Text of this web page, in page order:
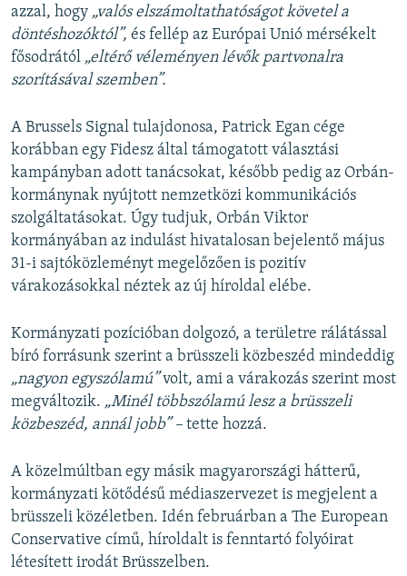
azzal, hogy „valós elszámoltathatóságot követel a
döntéshozóktól”, és fellép az Európai Unió mérsékelt
fősodrától „eltérő véleményen lévők partvonalra
szorításával szemben”.
A Brussels Signal tulajdonosa, Patrick Egan cége
korábban egy Fidesz által támogatott választási
kampányban adott tanácsokat, később pedig az Orbán-
kormánynak nyújtott nemzetközi kommunikációs
szolgáltatásokat. Úgy tudjuk, Orbán Viktor
kormányában az indulást hivatalosan bejelentő május
31-i sajtóközleményt megelőzően is pozitív
várakozásokkal néztek az új híroldal elébe.
Kormányzati pozícióban dolgozó, a területre rálátással
bíró forrásunk szerint a brüsszeli közbeszéd mindeddig
„nagyon egyszólamú”volt, ami a várakozás szerint most
megváltozik. „Minél többszólamú lesz a brüsszeli
közbeszéd, annál jobb” – tette hozzá.
A közelmúltban egy másik magyarországi hátterű,
kormányzati kötődésű médiaszervezet is megjelent a
brüsszeli közéletben. Idén februárban a The European
Conservative című, híroldalt is fenntartó folyóirat
létesített irodát Brüsszelben.